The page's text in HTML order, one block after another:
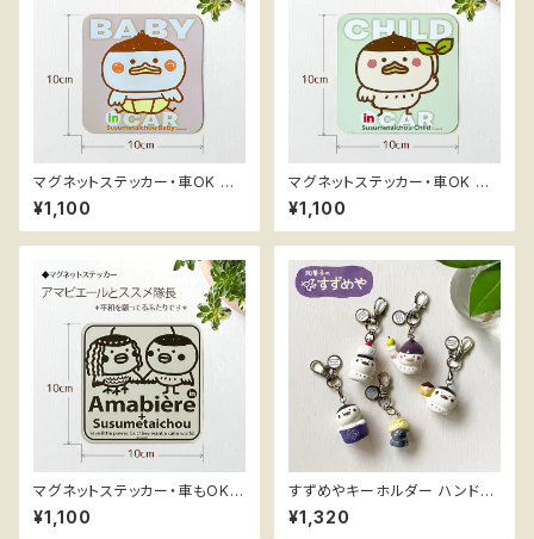
マグネットステッカー・車OK ス
スメ隊長 ＊BABY in CAR
¥1,100
マグネットステッカー・車OK ス
スメ隊長 ＊CHILD in CAR
¥1,100
マグネットステッカー・車もOK
ススメ隊長 ＊陽気なアマビエー
ル
¥1,100
すずめやキーホルダー ハンドメ
イドフィギュア ススメ隊長
¥1,320